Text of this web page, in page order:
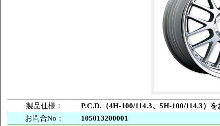
製品仕様：
P.C.D.（4H-100/114.3、5H-100/114.3）
お問合No：
105013200001